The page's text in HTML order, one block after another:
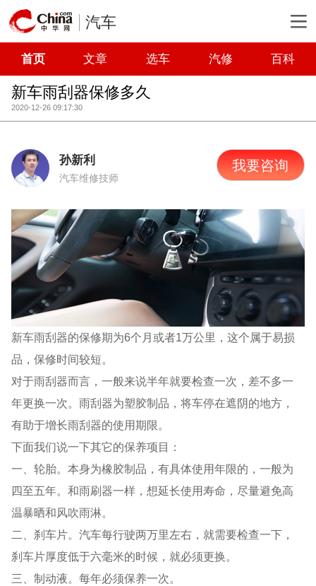
汽车
首页 文章 选车 汽修 百科
新车雨刮器保修多久
2020-12-26 09:17:30
孙新利
汽车维修技师
我要咨询
新车雨刮器的保修期为6个月或者1万公里，这个属于易损
品，保修时间较短。
对于雨刮器而言，一般来说半年就要检查一次，差不多一
年更换一次。雨刮器为塑胶制品，将车停在遮阴的地方，
有助于增长雨刮器的使用期限。
下面我们说一下其它的保养项目：
一、轮胎。本身为橡胶制品，有具体使用年限的，一般为
四至五年。和雨刷器一样，想延长使用寿命，尽量避免高
温暴晒和风吹雨淋。
二、刹车片。汽车每行驶两万里左右，就需要检查一下，
刹车片厚度低于六毫米的时候，就必须更换。
三、制动液。每年必须保养一次。